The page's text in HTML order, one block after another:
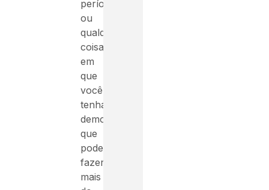
período
ou
qualquer
coisa
em
que
você
tenha
demonstrado
que
pode
fazer
mais